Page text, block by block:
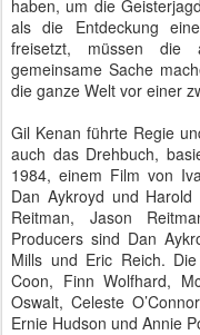
haben, um die
als die Entdeckung
freisetzt, müssen die
gemeinsame Sache
die ganze Welt vor einer
Gil Kenan führte Regie
auch das Drehbuch,
1984, einem Film von
Dan Aykroyd und
Reitman, Jason
Producers sind Dan
Mills und Eric Reich.
Coon, Finn Wolfhard,
Oswalt, Celeste
Ernie Hudson und Annie